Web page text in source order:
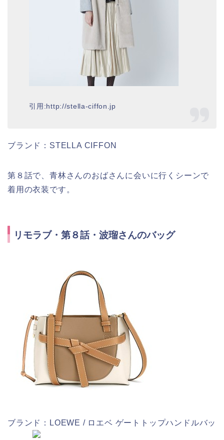
引用:http://stella-ciffon.jp
ブランド：STELLA CIFFON
第８話で、青林さんのおばさんに会いに行くシーンで
着用の衣装です。
リモラブ・第８話・波瑠さんのバッグ
ブランド：LOEWE / ロエベ ゲートトップハンドルバッ